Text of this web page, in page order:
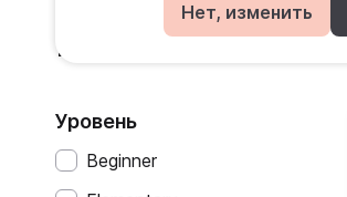
Нет, изменить
Польский
Уровень
Beginner